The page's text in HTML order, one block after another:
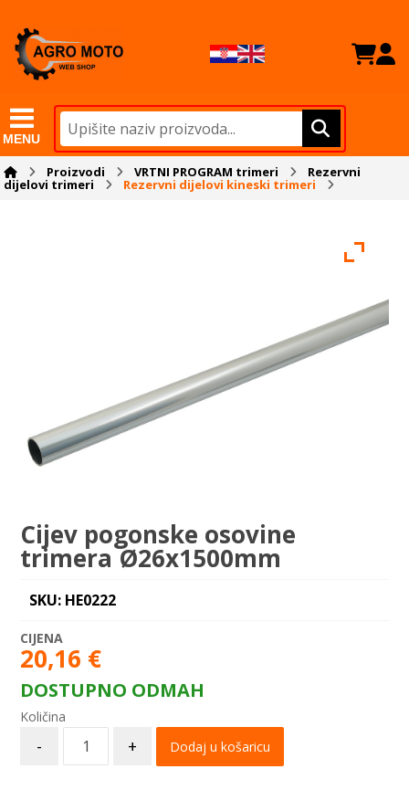
MENU
Proizvodi VRTNI PROGRAM trimeri Rezervni
dijelovi trimeri Rezervni dijelovi kineski trimeri
Cijev pogonske osovine
trimera Ø26x1500mm
SKU: HE0222
20,16 €
DOSTUPNO ODMAH
- + Dodaj u košaricu